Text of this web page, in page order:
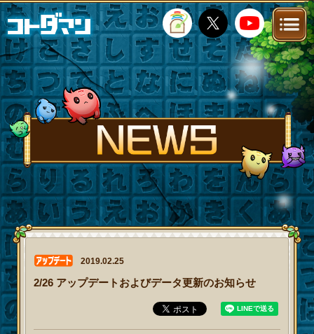
TOP STORY NEWS
FANKIT FAQ
2019.02.25
2/26 アップデートおよびデータ更新のお知らせ